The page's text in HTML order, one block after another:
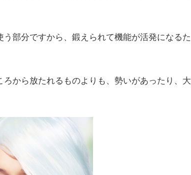
部分ですから、鍛えられて機能が活発になるた
から放たれるものよりも、勢いがあったり、大